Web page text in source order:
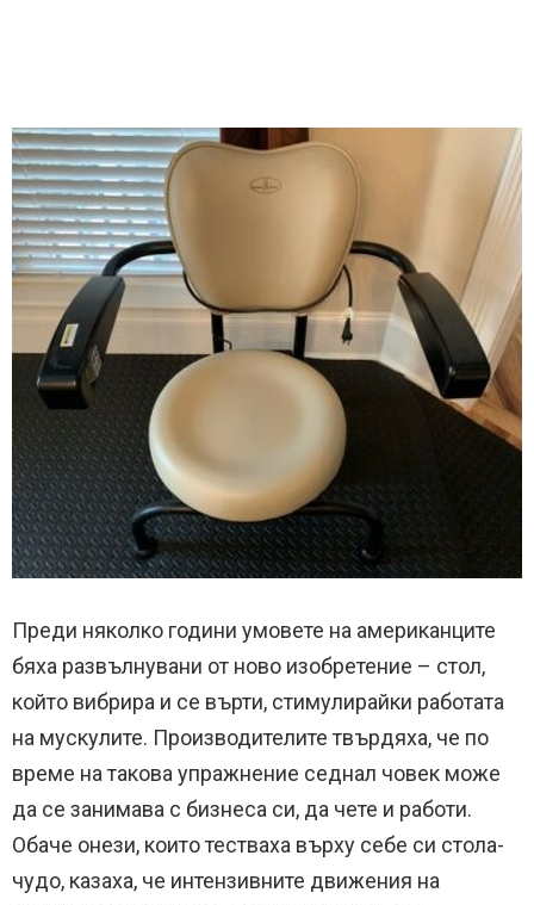
Преди няколко години умовете на американците
бяха развълнувани от ново изобретение – стол,
който вибрира и се върти, стимулирайки работата
на мускулите. Производителите твърдяха, че по
време на такова упражнение седнал човек може
да се занимава с бизнеса си, да чете и работи.
Обаче онези, които тестваха върху себе си стола-
чудо, казаха, че интензивните движения на